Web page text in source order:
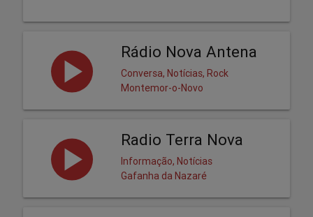
Rádio Nova Antena
Conversa, Notícias, Rock
Montemor-o-Novo
Radio Terra Nova
Informação, Notícias
Gafanha da Nazaré